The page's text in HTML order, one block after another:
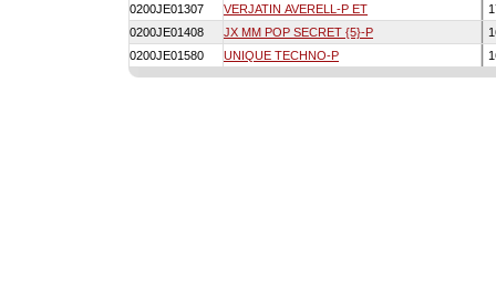
0200JE01307
VERJATIN AVERELL-P ET
0200JE01408
JX MM POP SECRET {5}-P
0200JE01580
UNIQUE TECHNO-P